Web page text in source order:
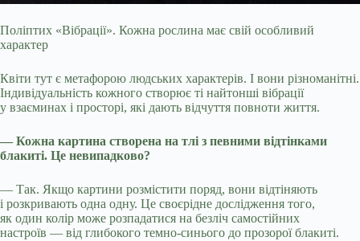
Поліптих «Вібрації». Кожна рослина має свій особливий
характер
Квіти тут є метафорою людських характерів. І вони різноманітні.
Індивідуальність кожного створює ті найтонші вібрації
у взаєминах і просторі, які дають відчуття повноти життя.
— Кожна картина створена на тлі з певними відтінками
блакиті. Це невипадково?
— Так. Якщо картини розмістити поряд, вони відтіняють
і розкривають одна одну. Це своєрідне дослідження того,
як один колір може розпадатися на безліч самостійних
настроїв — від глибокого темно-синього до прозорої блакиті.